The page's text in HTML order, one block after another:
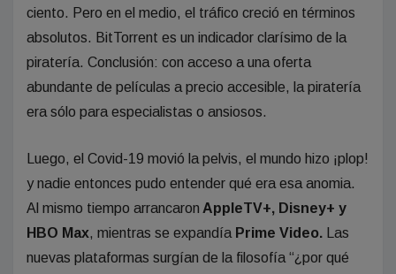
ciento. Pero en el medio, el tráfico creció en términos
absolutos. BitTorrent es un indicador clarísimo de la
piratería. Conclusión: con acceso a una oferta
abundante de películas a precio accesible, la piratería
era sólo para especialistas o ansiosos.
Luego, el Covid-19 movió la pelvis, el mundo hizo ¡plop!
y nadie entonces pudo entender qué era esa anomia.
Al mismo tiempo arrancaron AppleTV+, Disney+ y
HBO Max, mientras se expandía Prime Video.
Las
nuevas plataformas surgían de la filosofía “¿por qué